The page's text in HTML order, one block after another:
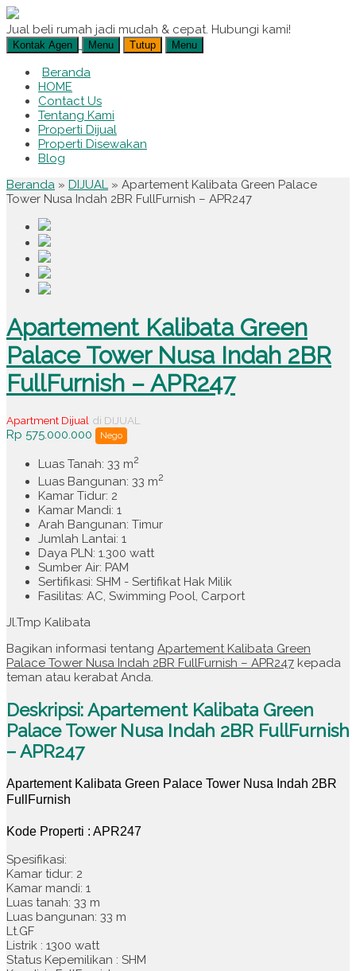
Jual beli rumah jadi mudah & cepat. Hubungi kami!
Kontak Agen Menu Tutup Menu
Beranda
HOME
Contact Us
Tentang Kami
Properti Dijual
Properti Disewakan
Blog
Beranda » DIJUAL » Apartement Kalibata Green Palace
Tower Nusa Indah 2BR FullFurnish – APR247
Apartement Kalibata Green
Palace Tower Nusa Indah 2BR
FullFurnish – APR247
Apartment Dijual di DIJUAL
Rp 575.000.000 Nego
Luas Tanah: 33 m2
Luas Bangunan: 33 m2
Kamar Tidur: 2
Kamar Mandi: 1
Arah Bangunan: Timur
Jumlah Lantai: 1
Daya PLN: 1.300 watt
Sumber Air: PAM
Sertifikasi: SHM - Sertifikat Hak Milik
Fasilitas: AC, Swimming Pool, Carport
Jl.Tmp Kalibata
Bagikan informasi tentang Apartement Kalibata Green
Palace Tower Nusa Indah 2BR FullFurnish – APR247 kepada
teman atau kerabat Anda.
Deskripsi: Apartement Kalibata Green
Palace Tower Nusa Indah 2BR FullFurnish
– APR247
Apartement Kalibata Green Palace Tower Nusa Indah 2BR
FullFurnish
Kode Properti : APR247
Spesifikasi:
Kamar tidur: 2
Kamar mandi: 1
Luas tanah: 33 m
Luas bangunan: 33 m
Lt.GF
Listrik : 1300 watt
Status Kepemilikan : SHM